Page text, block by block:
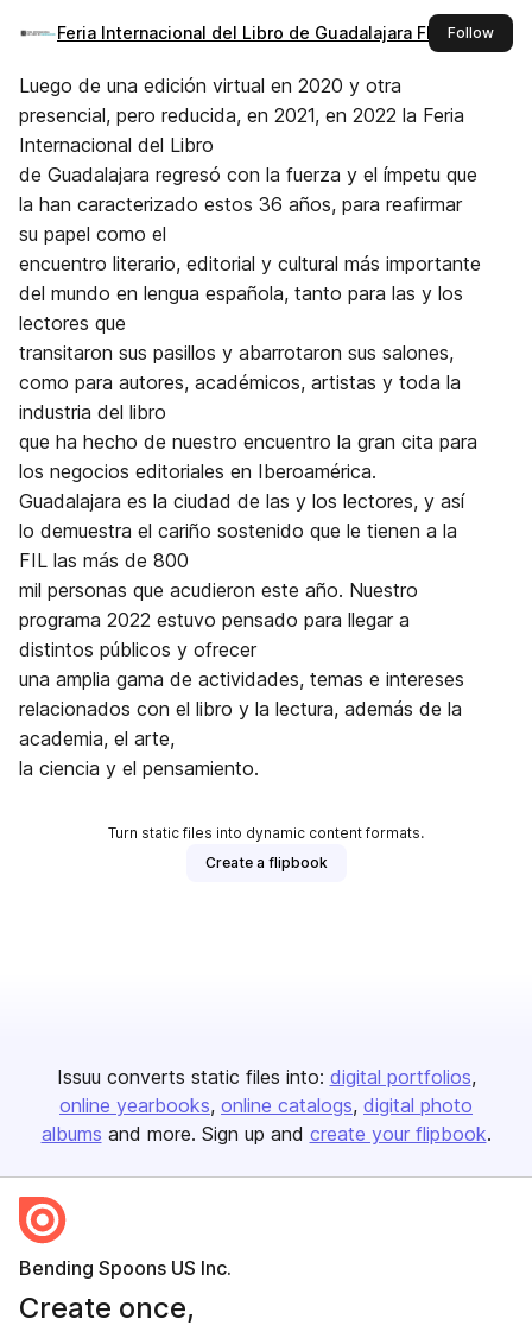
Feria Internacional del Libro de Guadalajara FIL Followthis
Luego de una edición virtual en 2020 y otra
presencial, pero reducida, en 2021, en 2022 la Feria
Internacional del Libro
de Guadalajara regresó con la fuerza y el ímpetu que
la han caracterizado estos 36 años, para reafirmar
su papel como el
encuentro literario, editorial y cultural más importante
del mundo en lengua española, tanto para las y los
lectores que
transitaron sus pasillos y abarrotaron sus salones,
como para autores, académicos, artistas y toda la
industria del libro
que ha hecho de nuestro encuentro la gran cita para
los negocios editoriales en Iberoamérica.
Guadalajara es la ciudad de las y los lectores, y así
lo demuestra el cariño sostenido que le tienen a la
FIL las más de 800
mil personas que acudieron este año. Nuestro
programa 2022 estuvo pensado para llegar a
distintos públicos y ofrecer
una amplia gama de actividades, temas e intereses
relacionados con el libro y la lectura, además de la
academia, el arte,
la ciencia y el pensamiento.
Turn static files into dynamic content formats.
Create a flipbook
Issuu converts static files into: digital portfolios
online yearbooks online catalogs digital photo
albums and more. Sign up and create your flipbook.
Bending Spoons US Inc.
Create once,